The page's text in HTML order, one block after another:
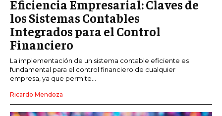
Eficiencia Empresarial: Claves de
los Sistemas Contables
Integrados para el Control
Financiero
La implementación de un sistema contable eficiente es
fundamental para el control financiero de cualquier
empresa, ya que permite...
Ricardo Mendoza